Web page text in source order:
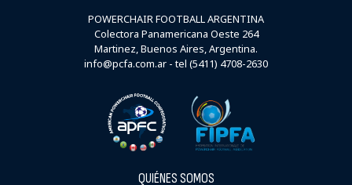
POWERCHAIR FOOTBALL ARGENTINA
Colectora Panamericana Oeste 264
Martinez, Buenos Aires, Argentina.
info@pcfa.com.ar - tel (5411) 4708-2630
QUIÉNES SOMOS